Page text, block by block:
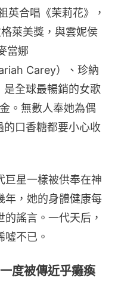
英合唱《茉莉花》，
萊美獎，與雲妮侯
當娜
Carey）、珍納
全球最暢銷的女歌
。無數人奉她為偶
口香糖都要小心收
巨星一樣被供奉在神
年，她的身體健康每
謠言。一代天后，
不已。
度被傳近乎癱瘓